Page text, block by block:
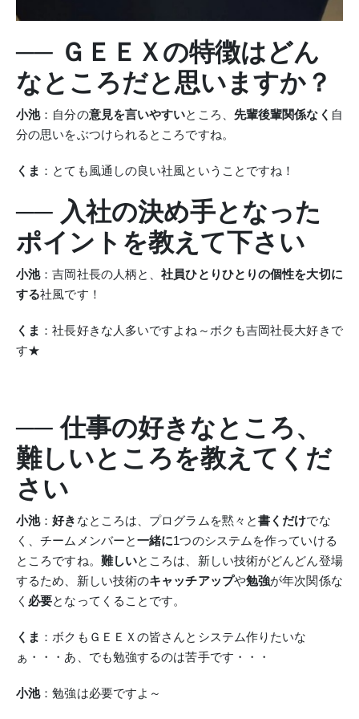
── ＧＥＥＸの特徴はどん
なところだと思いますか？
小池：自分の意見を言いやすいところ、 先輩後輩関係なく 自
分の思いをぶつけられるところですね。
くま ：とても風通しの良い社風ということですね！
── 入社の決め手となった
ポイントを教えて下さい
小池：吉岡社長の人柄と、社員ひとりひとりの個性を大切に
する社風です！
くま ：社長好きな人多いですよね～ボクも吉岡社長大好きで
す★
── 仕事の好きなところ、
難しいところを教えてくだ
さい
小池：好き なところは、プログラムを黙々と書くだけでな
く、チームメンバーと一緒に1つのシステムを作っていける
ところですね。 難しいところは、新しい技術がどんどん登場
するため、新しい技術のキャッチアップや勉強が年次関係な
く 必要となってくることです。
くま ：ボクもＧＥＥＸの皆さんとシステム作りたいな
ぁ・・・あ、でも勉強するのは苦手です・・・
小池：勉強は必要ですよ～